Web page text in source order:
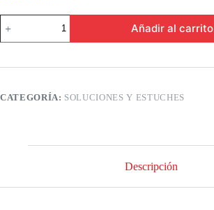
Advanced
(120
Solución
Añadir al carrito
CATEGORÍA: SOLUCIONES Y ESTUCHES
Descripción